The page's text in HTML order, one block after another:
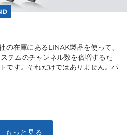
在庫にあるLINAK製品を使って、
テムのチャンネル数を倍増するた
です。それだけではありません。パ